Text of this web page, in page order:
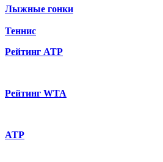
Лыжные гонки
Теннис
Рейтинг ATP
Рейтинг WTA
ATP